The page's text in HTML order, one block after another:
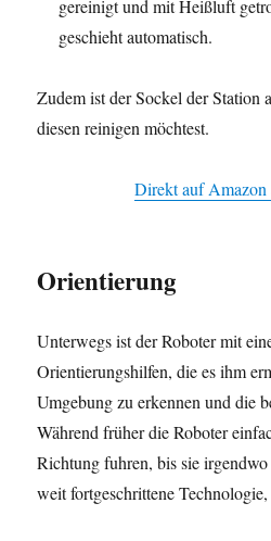
gereinigt und mit Heißluft
geschieht automatisch.
Zudem ist der Sockel der Station
diesen reinigen möchtest.
Direkt auf Amazon
Orientierung
Unterwegs ist der Roboter mit
Orientierungshilfen, die es ihm
Umgebung zu erkennen und die
Während früher die Roboter
Richtung fuhren, bis sie
weit fortgeschrittene